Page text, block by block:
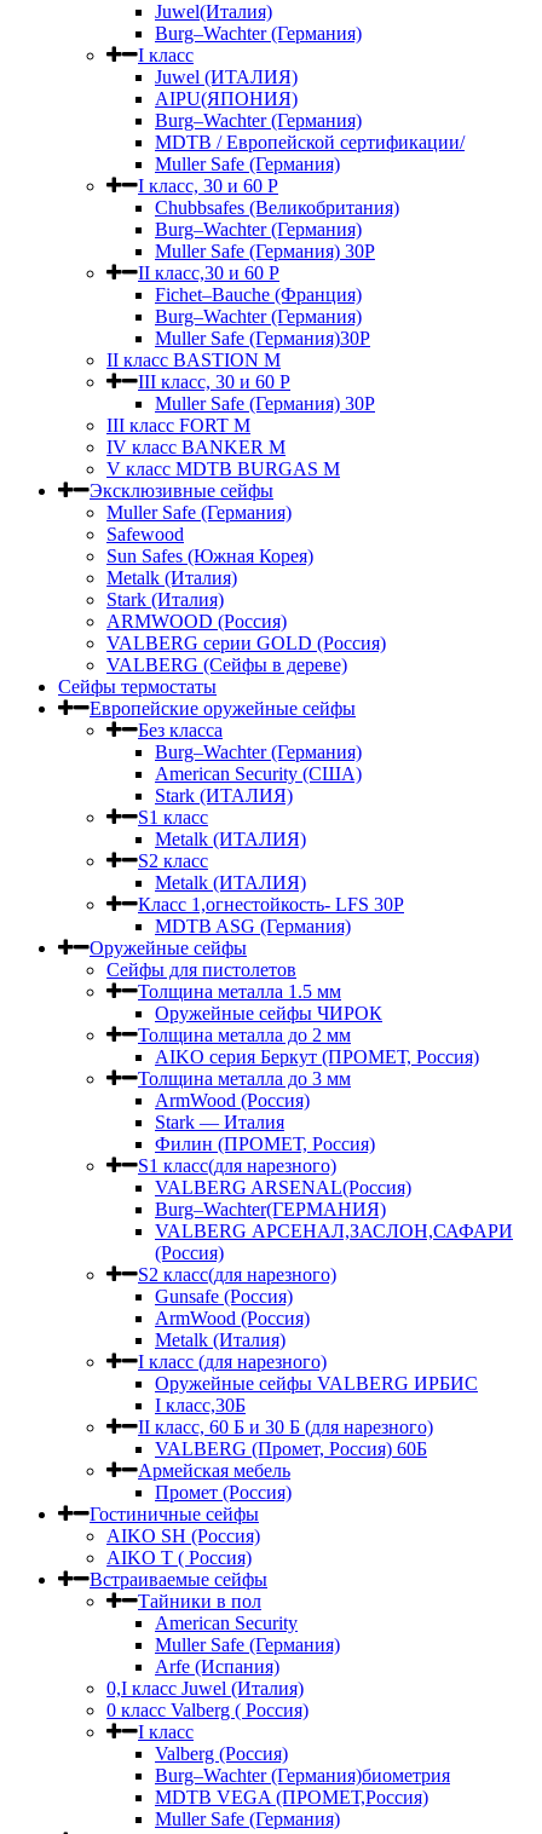
Juwel(Италия)
Burg–Wachter (Германия)
I класс
Juwel (ИТАЛИЯ)
AIPU(ЯПОНИЯ)
Burg–Wachter (Германия)
MDTB / Европейской сертификации/
Muller Safe (Германия)
I класс, 30 и 60 P
Chubbsafes (Великобритания)
Burg–Wachter (Германия)
Muller Safe (Германия) 30Р
II класс,30 и 60 P
Fichet–Bauche (Франция)
Burg–Wachter (Германия)
Muller Safe (Германия)30P
II класс BASTION M
III класс, 30 и 60 P
Muller Safe (Германия) 30Р
III класс FORT M
IV класс BANKER M
V класс МDTB BURGAS M
Эксклюзивные сейфы
Muller Safe (Германия)
Safewood
Sun Safes (Южная Корея)
Metalk (Италия)
Stark (Италия)
ARMWOOD (Россия)
VALBERG серии GOLD (Россия)
VALBERG (Сейфы в дереве)
Сейфы термостаты
Европейские оружейные сейфы
Без класса
Burg–Wachter (Германия)
American Security (США)
Stark (ИТАЛИЯ)
S1 класс
Metalk (ИТАЛИЯ)
S2 класс
Metalk (ИТАЛИЯ)
Класс 1,огнестойкость- LFS 30P
MDTB ASG (Германия)
Оружейные сейфы
Сейфы для пистолетов
Толщина металла 1.5 мм
Оружейные сейфы ЧИРОК
Толщина металла до 2 мм
AIKO серия Беркут (ПРОМЕТ, Россия)
Толщина металла до 3 мм
ArmWood (Россия)
Stark — Италия
Филин (ПРОМЕТ, Россия)
S1 класс(для нарезного)
VALBERG ARSENAL(Россия)
Burg–Wachter(ГЕРМАНИЯ)
VALBERG АРСЕНАЛ,ЗАСЛОН,САФАРИ
(Россия)
S2 класс(для нарезного)
Gunsafe (Россия)
ArmWood (Россия)
Metalk (Италия)
I класс (для нарезного)
Оружейные сейфы VALBERG ИРБИС
I класс,30Б
II класс, 60 Б и 30 Б (для нарезного)
VALBERG (Промет, Россия) 60Б
Армейская мебель
Промет (Россия)
Гостиничные сейфы
AIKO SH (Россия)
AIKO Т ( Россия)
Встраиваемые сейфы
Тайники в пол
American Security
Muller Safe (Германия)
Arfe (Испания)
0,I класс Juwel (Италия)
0 класс Valberg ( Россия)
I класс
Valberg (Россия)
Burg–Wachter (Германия)биометрия
MDTB VEGA (ПРОМЕТ,Россия)
Muller Safe (Германия)